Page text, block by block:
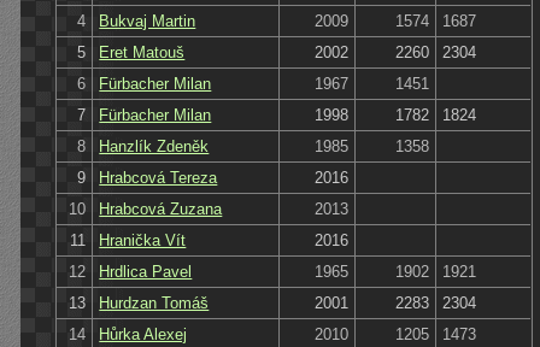
4
Bukvaj Martin 2009 1574
1687
5
Eret Matouš 2002 2260
2304
6
Fürbacher Milan 1967
1451
7
Fürbacher Milan 1998 1782
1824
8
Hanzlík Zdeněk 1985
1358
9
Hrabcová Tereza
2016
10
Hrabcová Zuzana
2013
11
Hranička Vít
2016
12
Hrdlica Pavel 1965 1902
1921
13
Hurdzan Tomáš 2001 2283
2304
14
Hůrka Alexej 2010 1205
1473